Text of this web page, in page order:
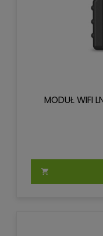
MODUŁ WIFI